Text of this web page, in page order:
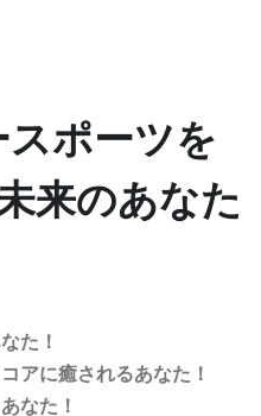
ポーツを
来のあなた
た！
アに癒されるあなた！
なた！